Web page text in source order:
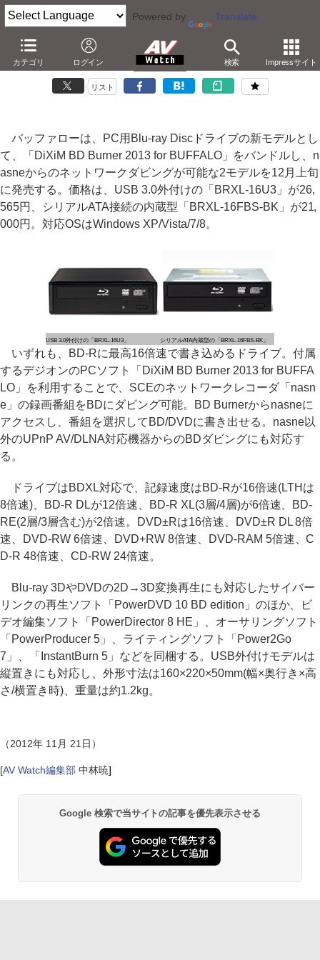
Powered by Translate
カテゴリ ログイン 検索 Impressサイト
バッファロー、nasneからダビング可能なBDドライブ2機種
USB 3.0とSATA。「DiXiM BD Burner 2013」同梱
リスト
バッファローは、PC用Blu-ray Discドライブの新モデルとし
て、「DiXiM BD Burner 2013 for BUFFALO」をバンドルし、n
asneからのネットワークダビングが可能な2モデルを12月上旬
に発売する。価格は、USB 3.0外付けの「BRXL-16U3」が26,
565円、シリアルATA接続の内蔵型「BRXL-16FBS-BK」が21,
000円。対応OSはWindows XP/Vista/7/8。
USB 3.0外付けの「BRXL-16U3」 シリアルATA内蔵型の「BRXL-16FBS-BK」
いずれも、BD-Rに最高16倍速で書き込めるドライブ。付属
するデジオンのPCソフト「DiXiM BD Burner 2013 for BUFFA
LO」を利用することで、SCEのネットワークレコーダ「nasn
e」の録画番組をBDにダビング可能。BD Burnerからnasneに
アクセスし、番組を選択してBD/DVDに書き出せる。nasne以
外のUPnP AV/DLNA対応機器からのBDダビングにも対応す
る。
ドライブはBDXL対応で、記録速度はBD-Rが16倍速(LTHは
8倍速)、BD-R DLが12倍速、BD-R XL(3層/4層)が6倍速、BD-
RE(2層/3層含む)が2倍速。DVD±Rは16倍速、DVD±R DL 8倍
速、DVD-RW 6倍速、DVD+RW 8倍速、DVD-RAM 5倍速、C
D-R 48倍速、CD-RW 24倍速。
Blu-ray 3DやDVDの2D→3D変換再生にも対応したサイバー
リンクの再生ソフト「PowerDVD 10 BD edition」のほか、ビ
デオ編集ソフト「PowerDirector 8 HE」、オーサリングソフト
「PowerProducer 5」、ライティングソフト「Power2Go
7」、「InstantBurn 5」などを同梱する。USB外付けモデルは
縦置きにも対応し、外形寸法は160×220×50mm(幅×奥行き×高
さ/横置き時)、重量は約1.2kg。
（2012年 11月 21日）
[AV Watch編集部 中林暁]
Google 検索で当サイトの記事を優先表示させる